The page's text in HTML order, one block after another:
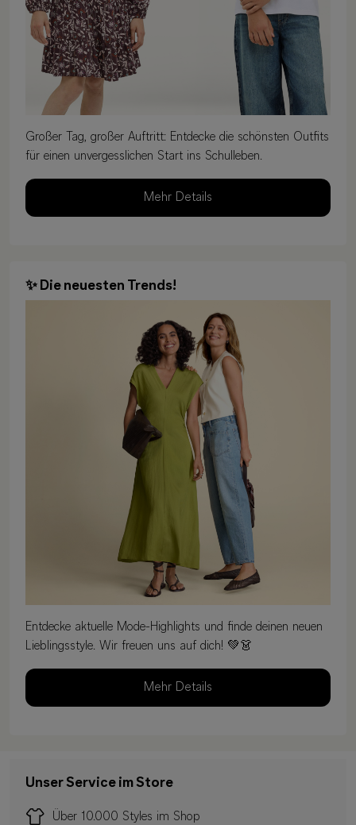
Großer Tag, großer Auftritt: Entdecke die schönsten Outfits
für einen unvergesslichen Start ins Schulleben.
Mehr Details
✨ Die neuesten Trends!
Entdecke aktuelle Mode-Highlights und finde deinen neuen
Lieblingsstyle. Wir freuen uns auf dich! 💚👗
Mehr Details
Unser Service im Store
Über 10.000 Styles im Shop